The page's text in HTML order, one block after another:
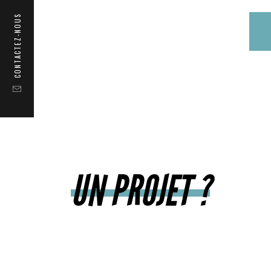
UN PROJET ?
DOCUMENTAIRES
FICTION
DANSE
CONTACTEZ-NOUS